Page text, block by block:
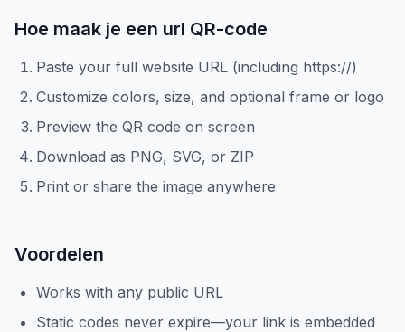
Hoe maak je een url QR-code
Paste your full website URL (including https://)
Customize colors, size, and optional frame or logo
Preview the QR code on screen
Download as PNG, SVG, or ZIP
Print or share the image anywhere
Voordelen
Works with any public URL
Static codes never expire—your link is embedded